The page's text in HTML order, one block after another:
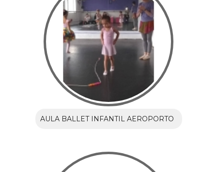
AULA BALLET INFANTIL AEROPORTO